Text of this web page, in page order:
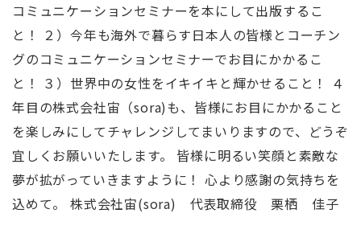
コミュニケーションセミナーを本にして出版するこ
と！ ２）今年も海外で暮らす日本人の皆様とコーチン
グのコミュニケーションセミナーでお目にかかるこ
と！ ３）世界中の女性をイキイキと輝かせること！ ４
年目の株式会社宙（sora)も、皆様にお目にかかること
を楽しみにしてチャレンジしてまいりますので、どうぞ
宜しくお願いいたします。 皆様に明るい笑顔と素敵な
夢が拡がっていきますように！ 心より感謝の気持ちを
込めて。 株式会社宙(sora) 代表取締役 栗栖 佳子